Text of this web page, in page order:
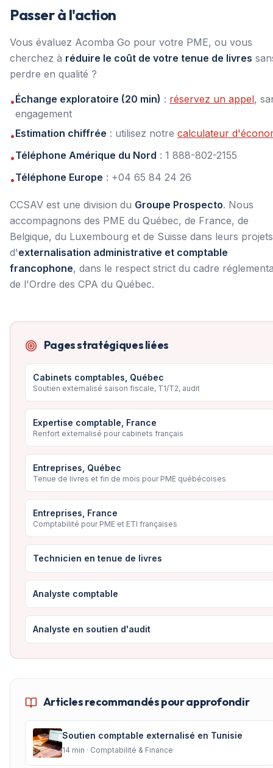
Passer à l'action
Vous évaluez Acomba Go pour votre PME, ou vous
cherchez à réduire le coût de votre tenue de livres
perdre en qualité ?
•Échange exploratoire (20 min) : réservez un appel,
engagement
•Estimation chiffrée : utilisez notre calculateur
•Téléphone Amérique du Nord : 1 888-802-2155
•Téléphone Europe : +04 65 84 24 26
CCSAV est une division du Groupe Prospecto. Nous
accompagnons des PME du Québec, de France, de
Belgique, du Luxembourg et de Suisse dans leurs projets
d'externalisation administrative et comptable
francophone, dans le respect strict du cadre
de l'Ordre des CPA du Québec.
Pages stratégiques liées
Cabinets comptables, Québec
Soutien externalisé saison fiscale, T1/T2, audit
Expertise comptable, France
Renfort externalisé pour cabinets français
Entreprises, Québec
Tenue de livres et fin de mois pour PME québécoises
Entreprises, France
Comptabilité pour PME et ETI françaises
Technicien en tenue de livres
Analyste comptable
Analyste en soutien d'audit
Articles recommandés pour approfondir
Soutien comptable externalisé en Tunisie
14 min · Comptabilité & Finance